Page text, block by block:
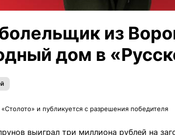
из
дом в
и публикуется с разрешения победителя
выиграл три миллиона рублей на